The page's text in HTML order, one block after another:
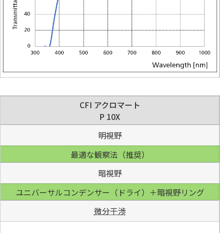
CFI アクロマート
P 10X
明視野
最適な観察法（推奨）
暗視野
ユニバーサルコンデンサー（ドライ）＋暗視野リング
微分干渉